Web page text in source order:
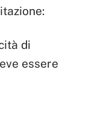
di
essere